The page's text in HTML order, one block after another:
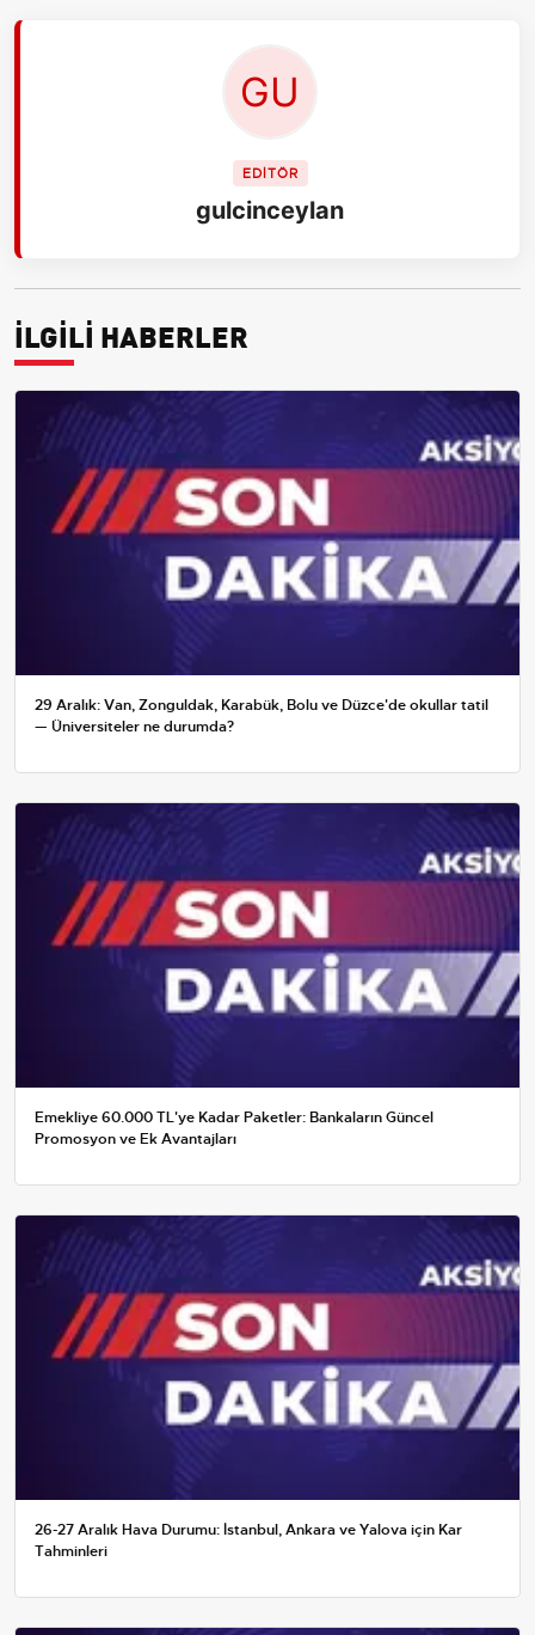
EDİTÖR
gulcinceylan
İLGİLİ HABERLER
29 Aralık: Van, Zonguldak, Karabük, Bolu ve Düzce'de okullar tatil
— Üniversiteler ne durumda?
Emekliye 60.000 TL'ye Kadar Paketler: Bankaların Güncel
Promosyon ve Ek Avantajları
26-27 Aralık Hava Durumu: İstanbul, Ankara ve Yalova için Kar
Tahminleri